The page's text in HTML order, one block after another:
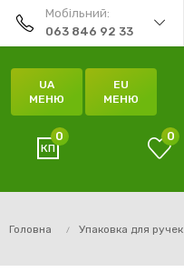
Мобільний:
063 846 92 33
UA
МЕНЮ
EU
МЕНЮ
0 0
Головна Упаковка для ручек